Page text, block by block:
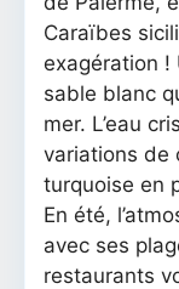
Caraïbes
exagération !
sable blanc
mer. L’eau
variations de
turquoise en
En été,
avec ses
restaurants